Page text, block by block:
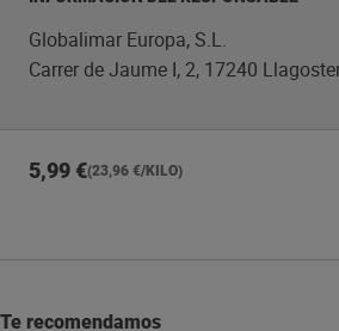
Globalimar Europa, S.L.
Carrer de Jaume I, 2, 17240
5,99 €(23,96 €/KILO)
Te recomendamos